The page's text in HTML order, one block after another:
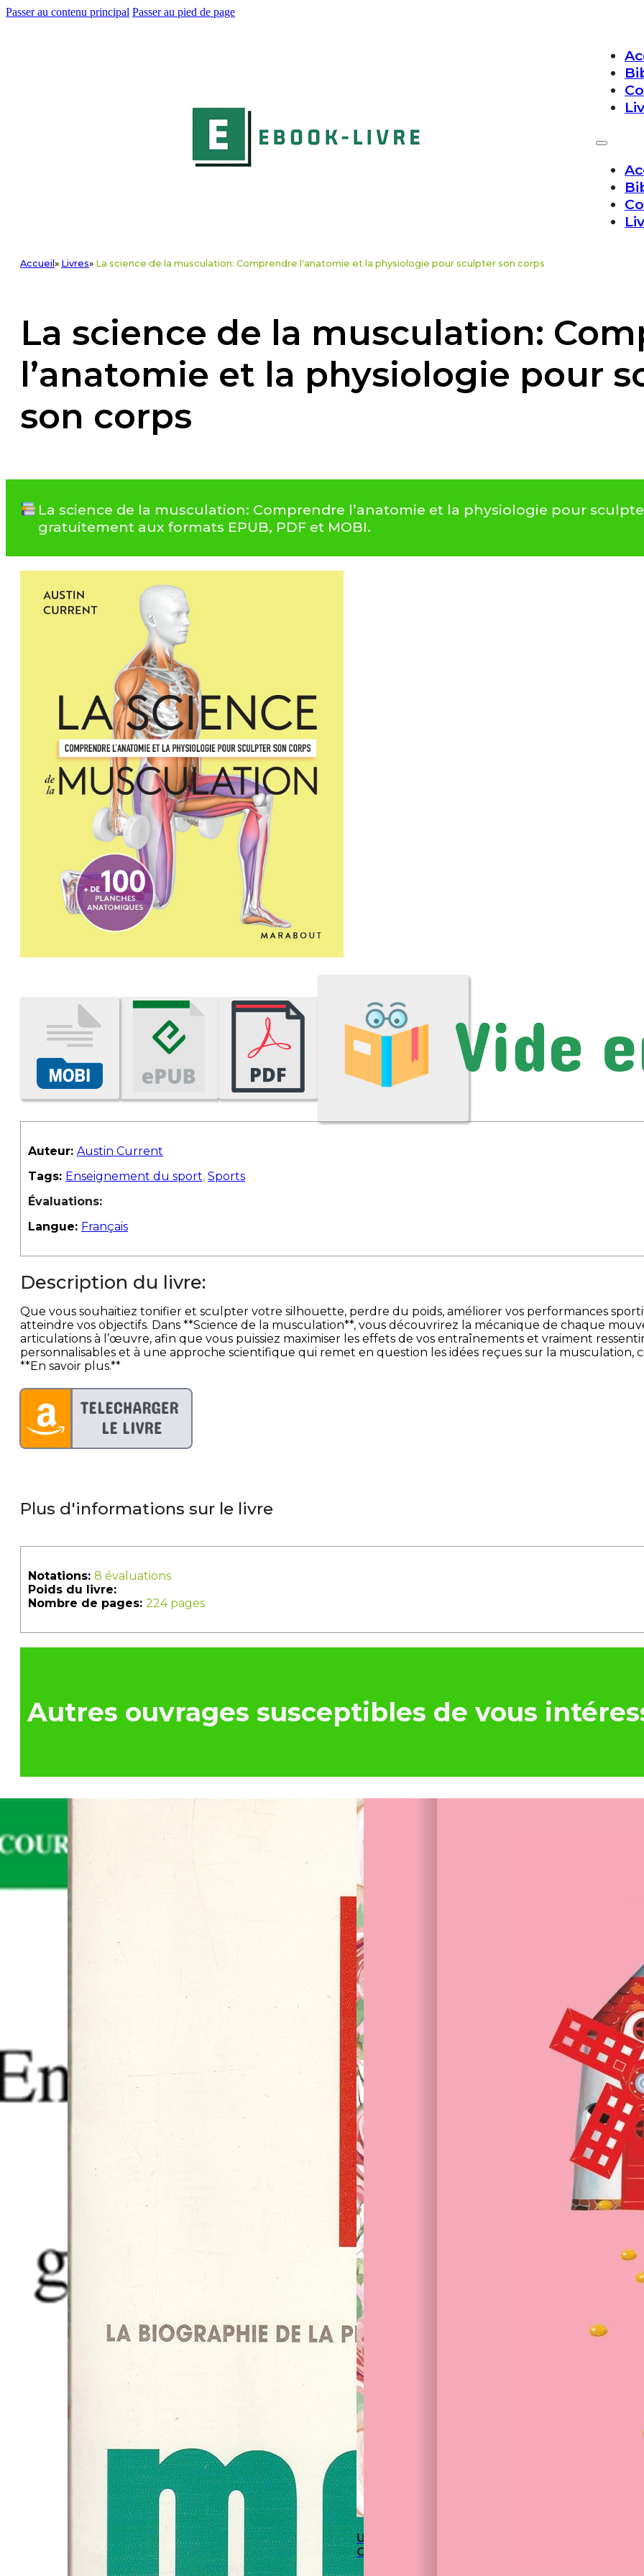
Passer au contenu principal Passer au pied de page
Accueil » Livres» La science de la musculation: Comprendre l'anatomie et la physiologie pour sculpter son corps
La science de la musculation:
l’anatomie et la physiologie pour
son corps
La science de la musculation: Comprendre l’anatomie et la physiologie pour
gratuitement aux formats EPUB, PDF et MOBI.
Auteur: Austin Current
Tags: Enseignement du sport, Sports
Évaluations:
Langue: Français
Description du livre:
Que vous souhaitiez tonifier et sculpter votre silhouette, perdre du poids, améliorer vos performances
atteindre vos objectifs. Dans **Science de la musculation**, vous découvrirez la mécanique de chaque
articulations à l’œuvre, afin que vous puissiez maximiser les effets de vos entraînements et vraiment
personnalisables et à une approche scientifique qui remet en question les idées reçues sur la musculation,
**En savoir plus.**
Plus d'informations sur le livre
Notations: 8 évaluations
Poids du livre:
Nombre de pages: 224 pages
Autres ouvrages susceptibles de vous
Tle Bac 2021: Tout le programme en 57 fiches,
Une Légende Part à La Retraite: Livre D’or
Cadeau Pot de Départ – Thème Fleur.